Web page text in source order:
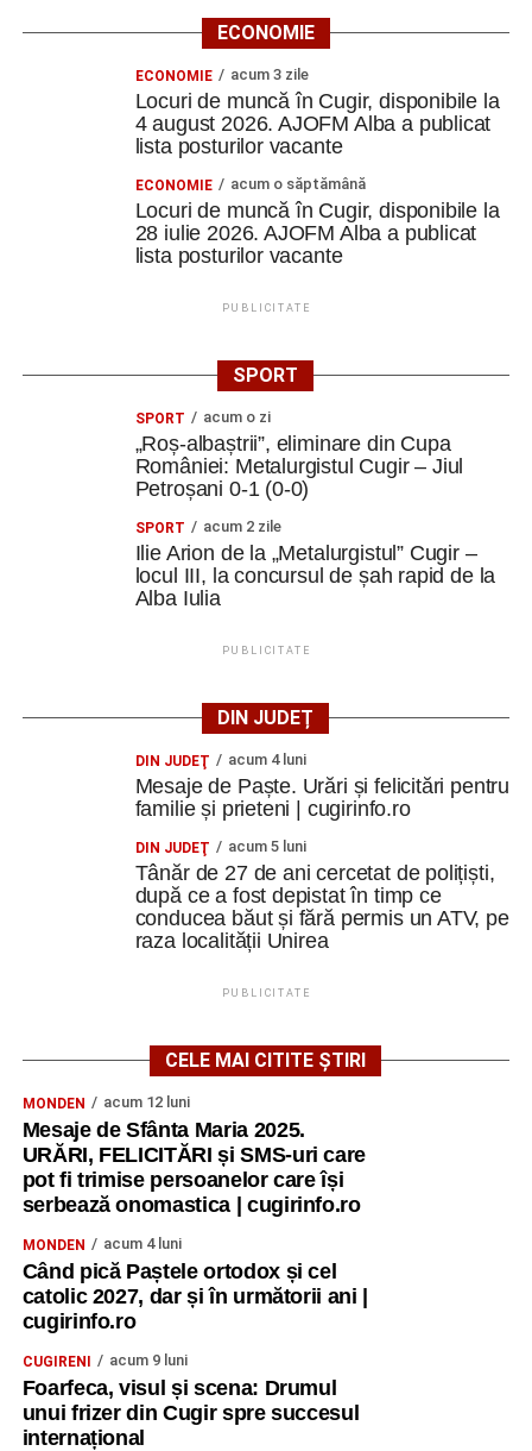
ECONOMIE
ECONOMIE acum 3 zile
Locuri de muncă în Cugir, disponibile la
4 august 2026. AJOFM Alba a publicat
lista posturilor vacante
ECONOMIE acum o săptămână
Locuri de muncă în Cugir, disponibile la
28 iulie 2026. AJOFM Alba a publicat
lista posturilor vacante
PUBLICITATE
SPORT
SPORT acum o zi
„Roș-albaștrii”, eliminare din Cupa
României: Metalurgistul Cugir – Jiul
Petroșani 0-1 (0-0)
SPORT acum 2 zile
Ilie Arion de la „Metalurgistul” Cugir –
locul III, la concursul de șah rapid de la
Alba Iulia
PUBLICITATE
DIN JUDEȚ
DIN JUDEŢ acum 4 luni
Mesaje de Paște. Urări și felicitări pentru
familie și prieteni | cugirinfo.ro
DIN JUDEŢ acum 5 luni
Tânăr de 27 de ani cercetat de polițiști,
după ce a fost depistat în timp ce
conducea băut și fără permis un ATV, pe
raza localității Unirea
PUBLICITATE
CELE MAI CITITE ȘTIRI
MONDEN acum 12 luni
Mesaje de Sfânta Maria 2025.
URĂRI, FELICITĂRI și SMS-uri care
pot fi trimise persoanelor care își
serbează onomastica | cugirinfo.ro
MONDEN acum 4 luni
Când pică Paștele ortodox și cel
catolic 2027, dar și în următorii ani |
cugirinfo.ro
CUGIRENI acum 9 luni
Foarfeca, visul și scena: Drumul
unui frizer din Cugir spre succesul
internațional